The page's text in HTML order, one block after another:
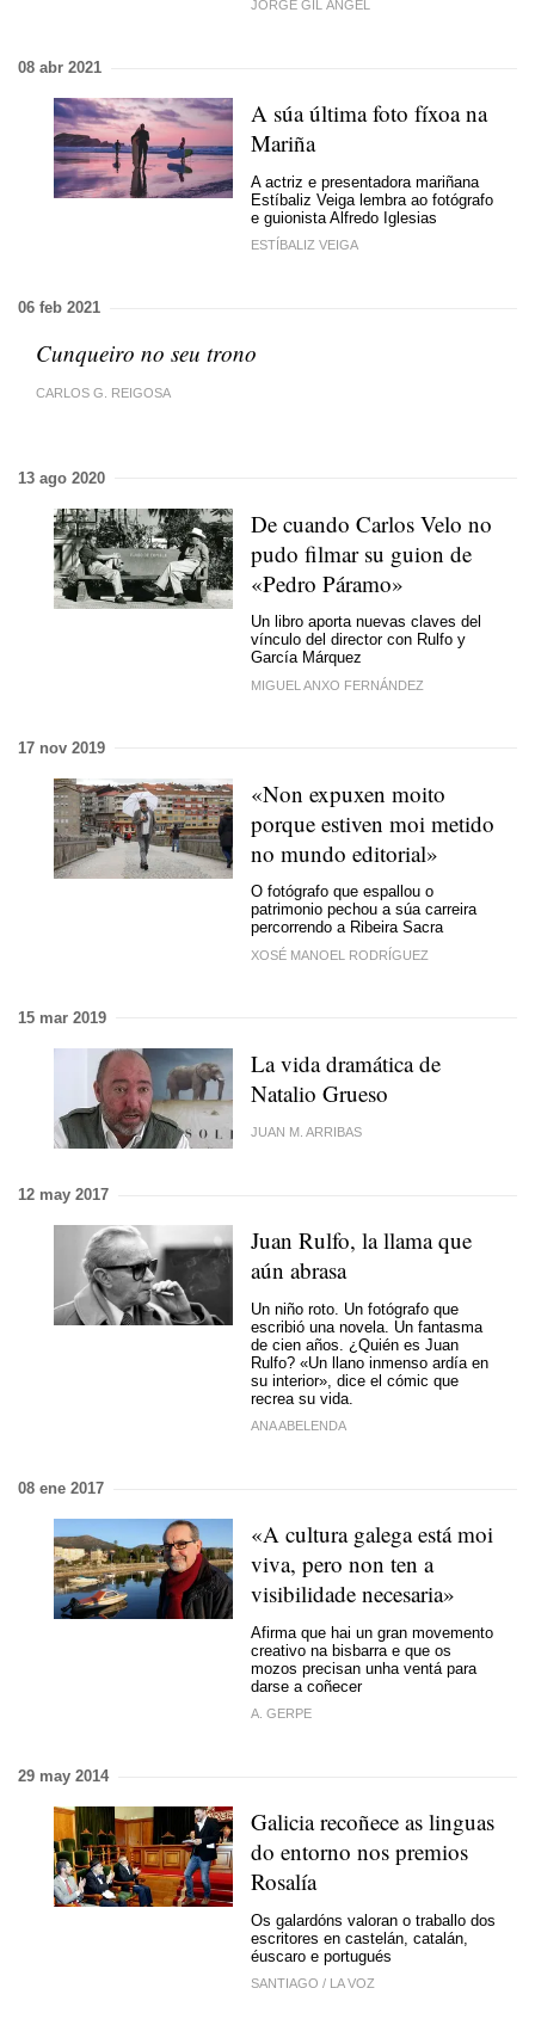
JORGE GIL ÁNGEL
08 abr 2021
A súa última foto fíxoa na
Mariña
A actriz e presentadora mariñana
Estíbaliz Veiga lembra ao fotógrafo
e guionista Alfredo Iglesias
ESTÍBALIZ VEIGA
06 feb 2021
Cunqueiro no seu trono
CARLOS G. REIGOSA
13 ago 2020
De cuando Carlos Velo no
pudo filmar su guion de
«Pedro Páramo»
Un libro aporta nuevas claves del
vínculo del director con Rulfo y
García Márquez
MIGUEL ANXO FERNÁNDEZ
17 nov 2019
«Non expuxen moito
porque estiven moi metido
no mundo editorial»
O fotógrafo que espallou o
patrimonio pechou a súa carreira
percorrendo a Ribeira Sacra
XOSÉ MANOEL RODRÍGUEZ
15 mar 2019
La vida dramática de
Natalio Grueso
JUAN M. ARRIBAS
12 may 2017
Juan Rulfo, la llama que
aún abrasa
Un niño roto. Un fotógrafo que
escribió una novela. Un fantasma
de cien años. ¿Quién es Juan
Rulfo? «Un llano inmenso ardía en
su interior», dice el cómic que
recrea su vida.
ANA ABELENDA
08 ene 2017
«A cultura galega está moi
viva, pero non ten a
visibilidade necesaria»
Afirma que hai un gran movemento
creativo na bisbarra e que os
mozos precisan unha ventá para
darse a coñecer
A. GERPE
29 may 2014
Galicia recoñece as linguas
do entorno nos premios
Rosalía
Os galardóns valoran o traballo dos
escritores en castelán, catalán,
éuscaro e portugués
SANTIAGO / LA VOZ